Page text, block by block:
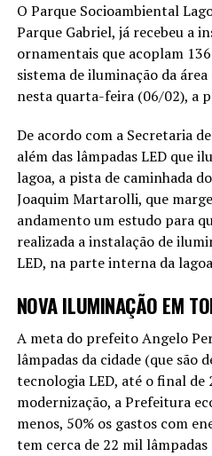
O Parque Socioambiental
Parque Gabriel, já recebeu a
ornamentais que acoplam
sistema de iluminação da
nesta quarta-feira (06/02), a
De acordo com a Secretaria
além das lâmpadas LED que
lagoa, a pista de caminhada
Joaquim Martarolli, que
andamento um estudo para
realizada a instalação de
LED, na parte interna da
NOVA ILUMINAÇÃO EM
A meta do prefeito Angelo
lâmpadas da cidade (que são
tecnologia LED, até o final de
modernização, a Prefeitura
menos, 50% os gastos com
tem cerca de 22 mil lâmpadas